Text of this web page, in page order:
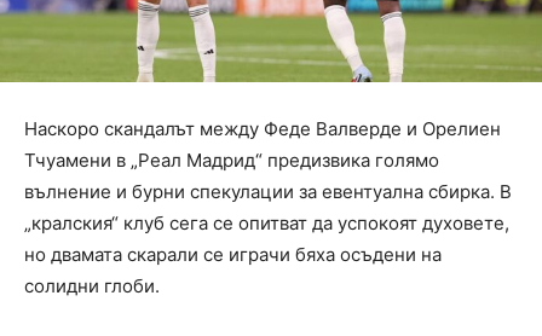
Наскоро скандалът между Феде Валверде и Орелиен
Тчуамени в „Реал Мадрид“ предизвика голямо
вълнение и бурни спекулации за евентуална сбирка. В
„кралския“ клуб сега се опитват да успокоят духовете,
но двамата скарали се играчи бяха осъдени на
солидни глоби.